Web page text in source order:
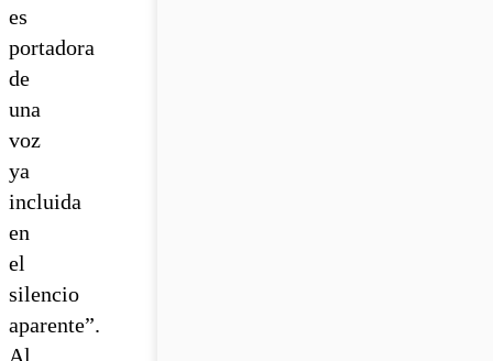
es
portadora
de
una
voz
ya
incluida
en
el
silencio
aparente”.
Al